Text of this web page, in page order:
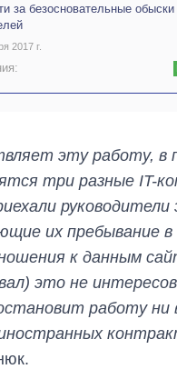
за безосновательные обыски
2017 г.
эту работу, в
три разные IT-
их пребывание
к данным
это не
работу